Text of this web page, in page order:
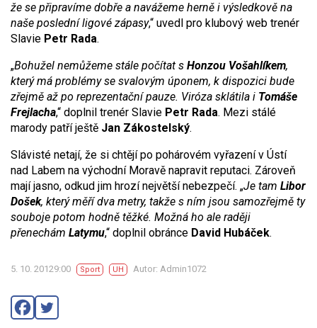
že se připravíme dobře a navážeme herně i výsledkově na
naše poslední ligové zápasy,“ uvedl pro klubový web trenér
Slavie Petr Rada.
„Bohužel nemůžeme stále počítat s Honzou Vošahlíkem,
který má problémy se svalovým úponem, k dispozici bude
zřejmě až po reprezentační pauze. Viróza sklátila i Tomáše
Frejlacha,“ doplnil trenér Slavie Petr Rada. Mezi stálé
marody patří ještě Jan Zákostelský.
Slávisté netají, že si chtějí po pohárovém vyřazení v Ústí
nad Labem na východní Moravě napravit reputaci. Zároveň
mají jasno, odkud jim hrozí největší nebezpečí. „Je tam Libor
Došek, který měří dva metry, takže s ním jsou samozřejmě ty
souboje potom hodně těžké. Možná ho ale raději
přenechám Latymu,“ doplnil obránce David Hubáček.
5. 10. 20129:00 Sport UH Autor: Admin1072